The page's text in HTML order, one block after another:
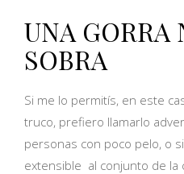
UNA GORRA
SOBRA
Si me lo permitís, en este
truco, prefiero llamarlo
personas con poco pelo, o
extensible al conjunto de la